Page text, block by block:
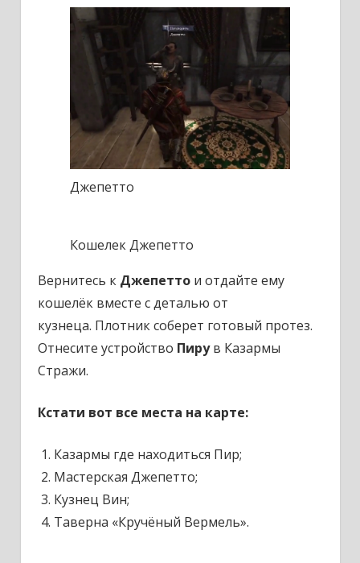
Джепетто
Кошелек Джепетто
Вернитесь к Джепеттои отдайте ему
кошелёк вместе с деталью от
кузнеца. Плотник соберет готовый протез.
Отнесите устройство Пирув Казармы
Стражи.
Кстати вот все места на карте:
Казармы где находиться Пир;
Мастерская Джепетто;
Кузнец Вин;
Таверна «Кручёный Вермель».